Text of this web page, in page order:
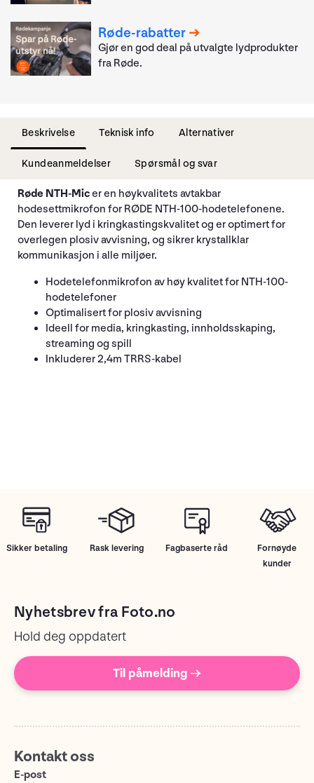
Røde-rabatter
Gjør en god deal på utvalgte lydprodukter
fra Røde.
Beskrivelse Teknisk info Alternativer
Kundeanmeldelser Spørsmål og svar
Røde NTH-Micer en høykvalitets avtakbar
hodesettmikrofon for RØDE NTH-100-hodetelefonene.
Den leverer lyd i kringkastingskvalitet og er optimert for
overlegen plosiv avvisning, og sikrer krystallklar
kommunikasjon i alle miljøer.
Hodetelefonmikrofon av høy kvalitet for NTH-100-
hodetelefoner
Optimalisert for plosiv avvisning
Ideell for media, kringkasting, innholdsskaping,
streaming og spill
Inkluderer 2,4m TRRS-kabel
Sikker betaling Rask levering Fagbaserte råd
Fornøyde
kunder
Nyhetsbrev fra Foto.no
Hold deg oppdatert
Til påmelding →
Kontakt oss
E-post